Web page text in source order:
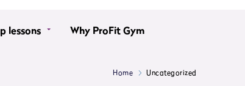
lessons
Why ProFit Gym
Home Uncategorized